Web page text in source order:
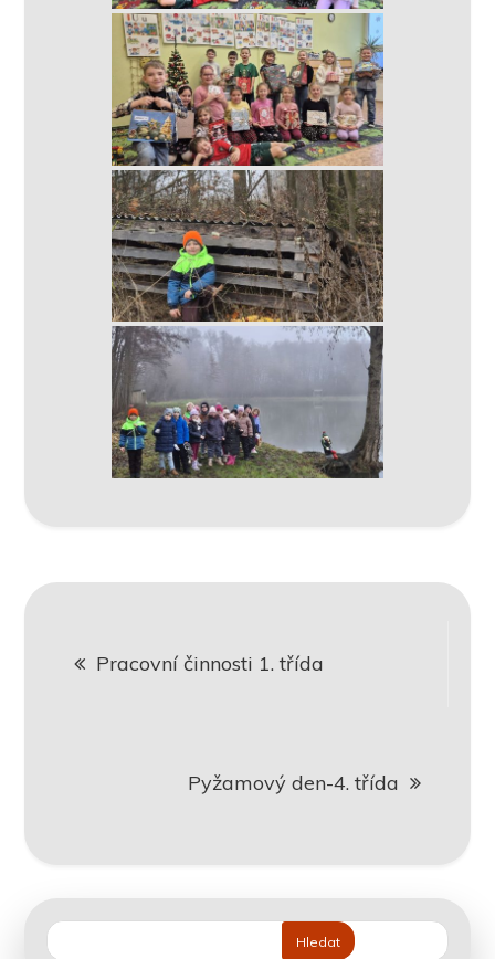
proPracovní činnosti 1. třída
Pyžamový den-4. třída
Hledat